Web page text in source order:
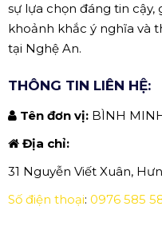
sự lựa chọn đáng tin
khoảnh khắc ý nghĩa và
tại Nghệ An.
THÔNG TIN LIÊN HỆ:
Tên đơn vị: BÌNH
Địa chỉ:
31 Nguyễn Viết Xuân,
Số điện thoại: 0976 585